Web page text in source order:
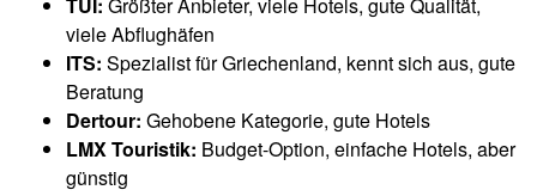
viele Abflughäfen
ITS: Spezialist für Griechenland, kennt sich aus, gute
Beratung
Dertour: Gehobene Kategorie, gute Hotels
LMX Touristik: Budget-Option, einfache Hotels, aber
günstig